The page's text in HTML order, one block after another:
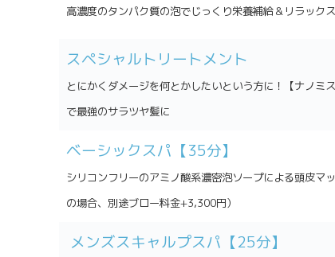
高濃度のタンパク質の泡でじっくり栄養補給＆リラック
スペシャルトリートメント
とにかくダメージを何とかしたいという方に！【ナノ
で最強のサラツヤ髪に
ベーシックスパ【35分】
シリコンフリーのアミノ酸系濃密泡ソープによる頭皮マ
の場合、別途ブロー料金+3,300円）
メンズスキャルプスパ【25分】